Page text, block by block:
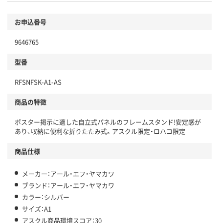
商品
本体
仕組
この商品の環境配慮ポイントです。下記商品詳細「
アスクル商品環境スコア詳細／加点項目
」で確認できます。
お申込番号
9646765
型番
RFSNFSK-A1-AS
商品の特徴
ポスター掲示に適した自立式パネルのフレームスタンド!安定感が
あり、収納に便利な折りたたみ式。アスクル限定・ロハコ限定
商品仕様
メーカー：アール・エフ・ヤマカワ
ブランド：アール・エフ・ヤマカワ
カラー：シルバー
サイズ：A1
アスクル商品環境スコア：30